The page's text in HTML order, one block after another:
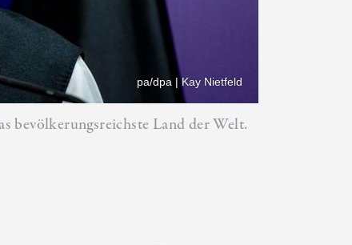
pa/dpa | Kay Nietfeld
bevölkerungsreichste Land der Welt.